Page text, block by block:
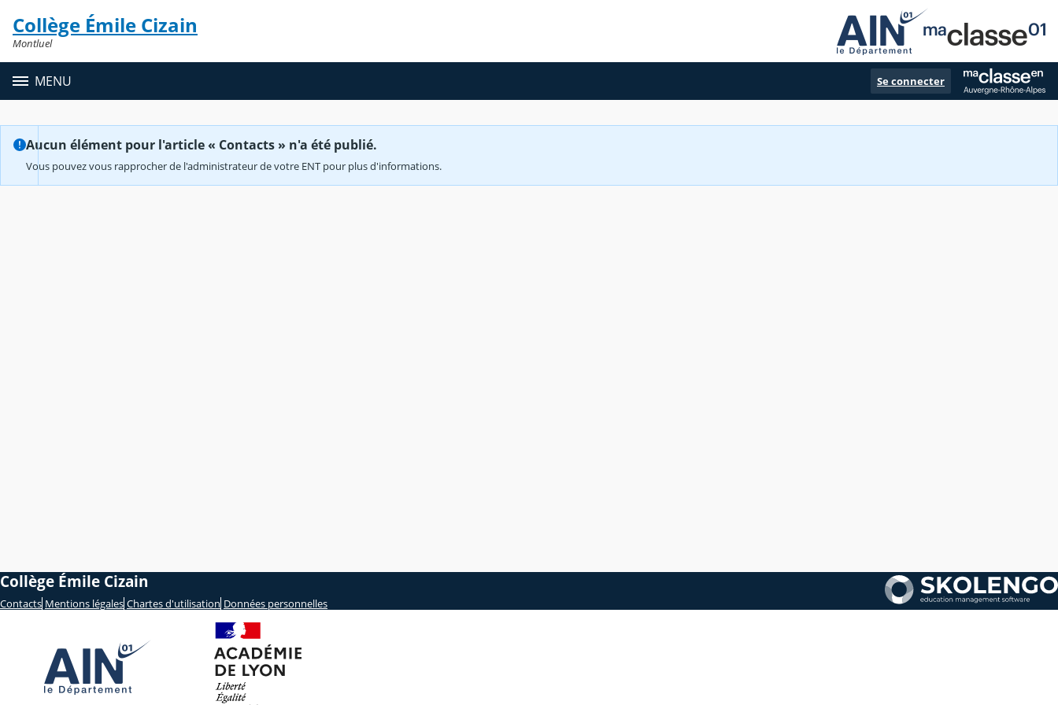
Contenu
Collège Émile Cizain
Montluel
MENU Se connecter
Aucun élément pour l'article « Contacts » n'a été publié.
Vous pouvez vous rapprocher de l'administrateur de votre ENT pour plus d'informations.
Collège Émile Cizain
Contacts Mentions légales Chartes d'utilisation Données personnelles